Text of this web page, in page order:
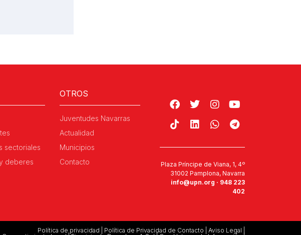
sectoriales
deberes
OTROS
Juventudes Navarras
Actualidad
Municipios
Contacto
Plaza Príncipe de Viana, 1, 4º
31002 Pamplona, Navarra
info@upn.org · 948 223
402
Política de privacidad Política de Privacidad de Contacto Aviso Legal